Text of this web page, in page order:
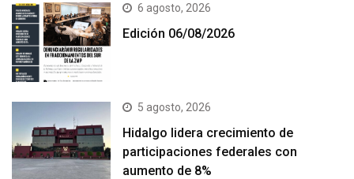
6 agosto, 2026
Edición 06/08/2026
5 agosto, 2026
Hidalgo lidera crecimiento de
participaciones federales con
aumento de 8%